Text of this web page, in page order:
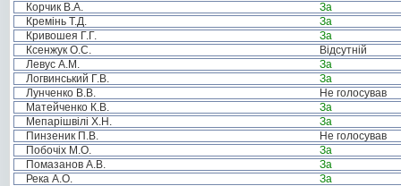
Корчик В.А.
За
Кремінь Т.Д.
За
Кривошея Г.Г.
За
Ксенжук О.С.
Відсутній
Левус А.М.
За
Логвинський Г.В.
За
Лунченко В.В.
Не голосував
Матейченко К.В.
За
Мепарішвілі Х.Н.
За
Пинзеник П.В.
Не голосував
Побочіх М.О.
За
Помазанов А.В.
За
Река А.О.
За